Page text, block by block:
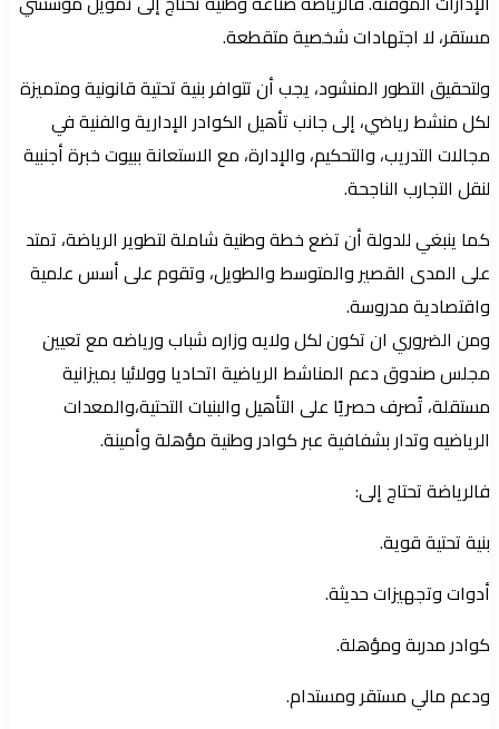
مستقر، لا اجتهادات شخصية متقطعة.
ولتحقيق التطور المنشود، يجب أن تتوافر بنية تحتية قانونية ومتميزة
لكل منشط رياضي، إلى جانب تأهيل الكوادر الإدارية والفنية في
مجالات التدريب، والتحكيم، والإدارة، مع الاستعانة ببيوت خبرة أجنبية
لنقل التجارب الناجحة.
كما ينبغي للدولة أن تضع خطة وطنية شاملة لتطوير الرياضة، تمتد
على المدى القصير والمتوسط والطويل، وتقوم على أسس علمية
واقتصادية مدروسة.
ومن الضروري ان تكون لكل ولايه وزاره شباب ورياضه مع تعيين
مجلس صندوق دعم المناشط الرياضية اتحاديا وولائيا بميزانية
مستقلة، تُصرف حصريًا على التأهيل والبنيات التحتية،والمعدات
الرياضيه وتدار بشفافية عبر كوادر وطنية مؤهلة وأمينة.
فالرياضة تحتاج إلى:
بنية تحتية قوية.
أدوات وتجهيزات حديثة.
كوادر مدربة ومؤهلة.
ودعم مالي مستقر ومستدام.